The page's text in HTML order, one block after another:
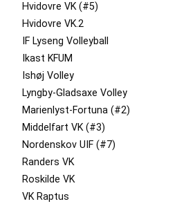
Hvidovre VK (#5)
Hvidovre VK.2
IF Lyseng Volleyball
Ikast KFUM
Ishøj Volley
Lyngby-Gladsaxe Volley
Marienlyst-Fortuna (#2)
Middelfart VK (#3)
Nordenskov UIF (#7)
Randers VK
Roskilde VK
VK Raptus